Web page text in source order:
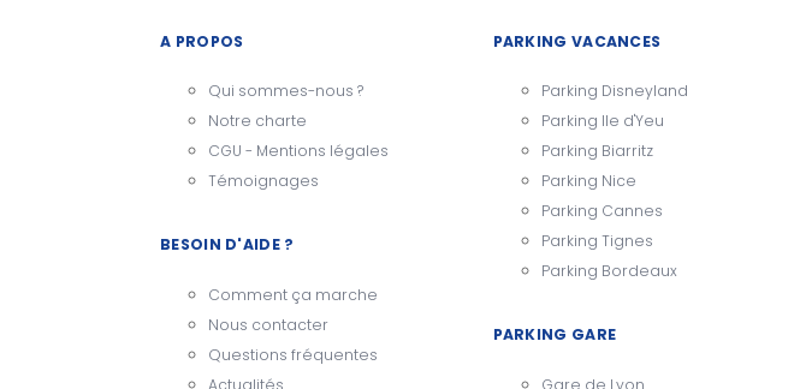
A PROPOS
Qui sommes-nous ?
Notre charte
CGU - Mentions légales
Témoignages
BESOIN D'AIDE ?
Comment ça marche
Nous contacter
Questions fréquentes
Actualités
PARKING VACANCES
Parking Disneyland
Parking Ile d'Yeu
Parking Biarritz
Parking Nice
Parking Cannes
Parking Tignes
Parking Bordeaux
PARKING GARE
Gare de Lyon